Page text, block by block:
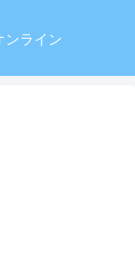
ンライン